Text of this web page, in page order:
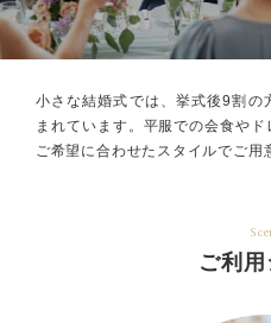
小さな結婚式では、挙式後9割の
まれています。 平服での会食やド
ご希望に合わせたスタイルでご用
ご利